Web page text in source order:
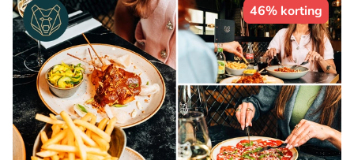
46% korting